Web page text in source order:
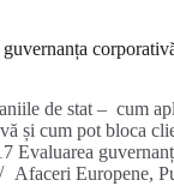
de stat – cum
și cum pot bloca
Evaluarea
Afaceri Europene,